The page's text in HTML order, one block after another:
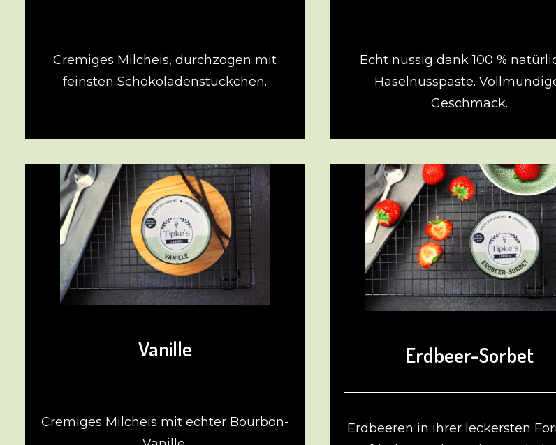
Cremiges Milcheis, durchzogen mit
feinsten Schokoladenstückchen.
Echt nussig dank 100 %
Haselnusspaste.
Geschmack.
Vanille
Cremiges Milcheis mit echter Bourbon-
Erdbeer-Sorbet
Erdbeeren in ihrer leckersten